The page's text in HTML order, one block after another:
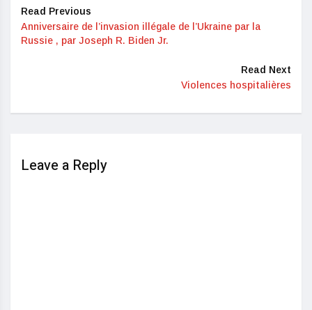
Read Previous
Anniversaire de l’invasion illégale de l’Ukraine par la
Russie , par Joseph R. Biden Jr.
Read Next
Violences hospitalières
Leave a Reply